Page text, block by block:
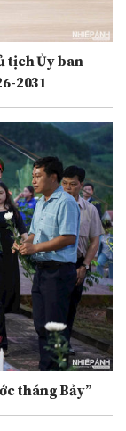
tịch Ủy ban
2031
tháng Bảy”